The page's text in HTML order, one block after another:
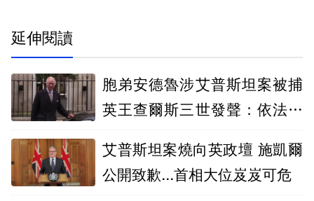
延伸閱讀
胞弟安德魯涉艾普斯坦案被捕
英王查爾斯三世發聲：依法辦
艾普斯坦案燒向英政壇 施凱爾
公開致歉...首相大位岌岌可危